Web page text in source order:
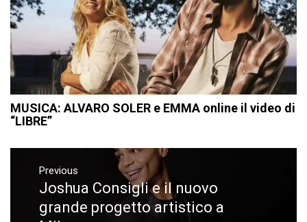
MUSICA: ALVARO SOLER e EMMA online il video di
“LIBRE”
Navigazione
articoli
Previous
Previous
post:
Joshua Consigli e il nuovo
grande progetto artistico a